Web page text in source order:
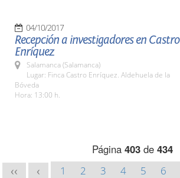
04/10/2017
Recepción a investigadores en Castro
Enríquez
Salamanca (Salamanca)
Lugar: Finca Castro Enríquez. Aldehuela de la
Bóveda
Hora: 13:00 h.
Página 403de 434
<< < 1 2 3 4 5 6